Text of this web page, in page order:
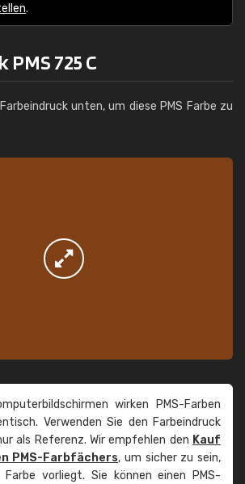
.
725 C
unten, um diese PMS Farbe zu
wirken PMS-Farben
Verwenden Sie den Farbeindruck
als Referenz. Wir empfehlen den Kauf
PMS-Farbfächers, um sicher zu sein,
vorliegt. Sie können einen PMS-